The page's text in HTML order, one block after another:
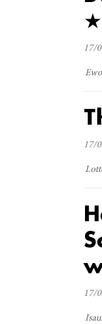
17/
17/
17/